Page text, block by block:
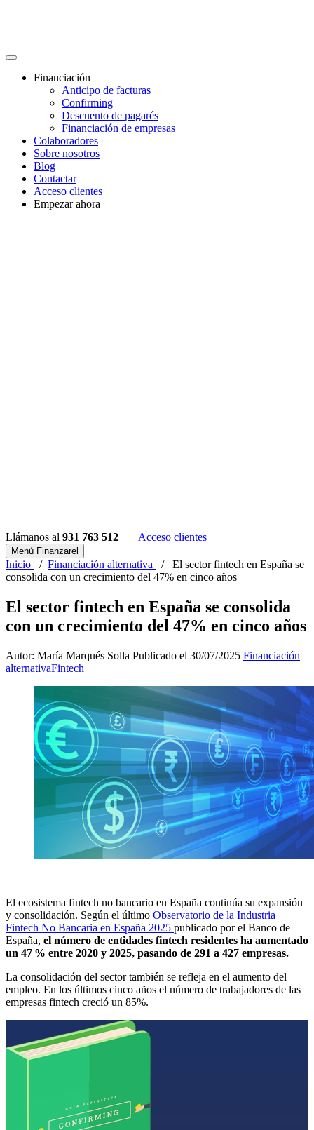
Financiación
Anticipo de facturas
Confirming
Descuento de pagarés
Financiación de empresas
Colaboradores
Sobre nosotros
Blog
Contactar
Acceso clientes
Empezar ahora
Llámanos al 931 763 512 Acceso clientes
Menú Finanzarel
Inicio / Financiación alternativa / El sector fintech en España se
consolida con un crecimiento del 47% en cinco años
El sector fintech en España se consolida
con un crecimiento del 47% en cinco años
Autor: María Marqués Solla Publicado el 30/07/2025 Financiación
alternativaFintech
El ecosistema fintech no bancario en España continúa su expansión
y consolidación. Según el último Observatorio de la Industria
Fintech No Bancaria en España 2025 publicado por el Banco de
España, el número de entidades fintech residentes ha aumentado
un 47 % entre 2020 y 2025, pasando de 291 a 427 empresas.
La consolidación del sector también se refleja en el aumento del
empleo. En los últimos cinco años el número de trabajadores de las
empresas fintech creció un 85%.